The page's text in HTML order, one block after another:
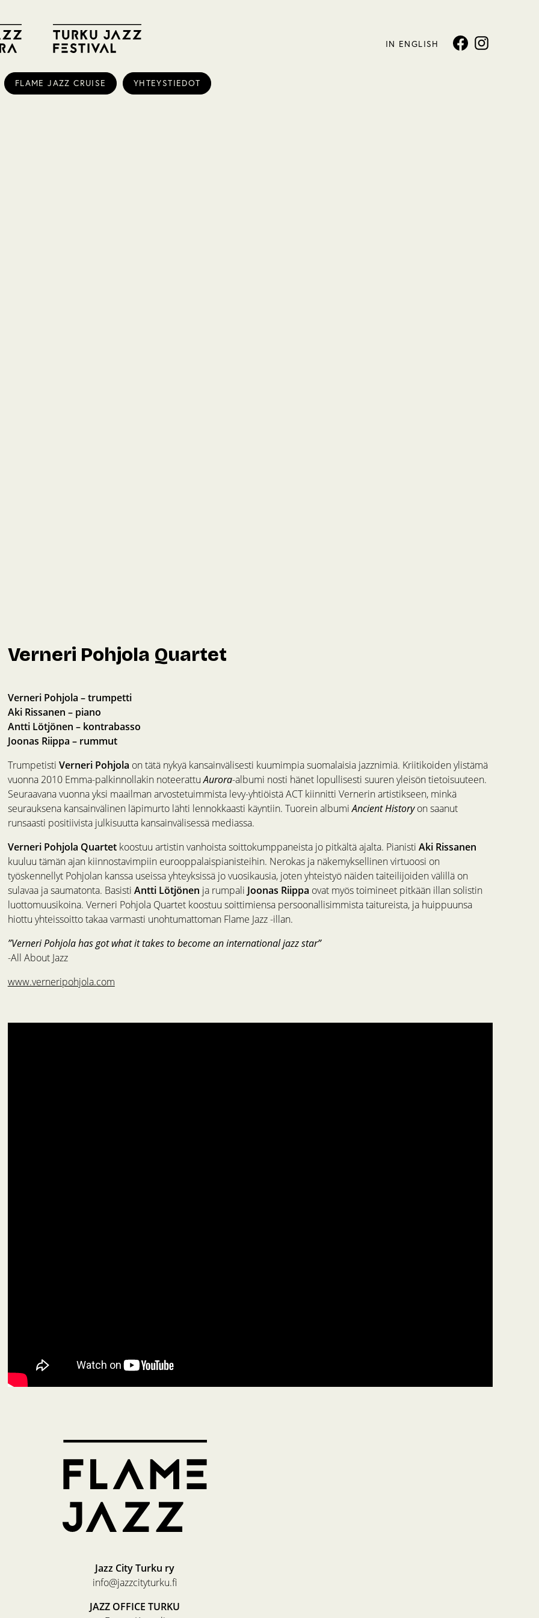
IN ENGLISH
FLAME JAZZ CRUISE YHTEYSTIEDOT
Verneri Pohjola Quartet
Verneri Pohjola – trumpetti
Aki Rissanen – piano
Antti Lötjönen – kontrabasso
Joonas Riippa – rummut
Trumpetisti Verneri Pohjola on tätä nykyä kansainvälisesti kuumimpia suomalaisia jazznimiä. Kriitikoiden ylistämä
vuonna 2010 Emma-palkinnollakin noteerattuAurora-albumi nosti hänet lopullisesti suuren yleisön tietoisuuteen.
Seuraavana vuonna yksi maailman arvostetuimmista levy-yhtiöistä ACT kiinnitti Vernerin artistikseen, minkä
seurauksena kansainvälinen läpimurto lähti lennokkaasti käyntiin. Tuorein albumiAncient Historyon saanut
runsaasti positiivista julkisuutta kansainvälisessä mediassa.
Verneri Pohjola Quartetkoostuu artistin vanhoista soittokumppaneista jo pitkältä ajalta. Pianisti Aki Rissanen
kuuluu tämän ajan kiinnostavimpiin eurooppalaispianisteihin. Nerokas ja näkemyksellinen virtuoosi on
työskennellyt Pohjolan kanssa useissa yhteyksissä jo vuosikausia, joten yhteistyö näiden taiteilijoiden välillä on
sulavaa ja saumatonta. Basisti Antti Lötjönen ja rumpali Joonas Riippa ovat myös toimineet pitkään illan solistin
luottomuusikoina. Verneri Pohjola Quartet koostuu soittimiensa persoonallisimmista taitureista, ja huippuunsa
hiottu yhteissoitto takaa varmasti unohtumattoman Flame Jazz -illan.
”Verneri Pohjola has got what it takes to become an international jazz star”
-All About Jazz
www.verneripohjola.com
Jazz City Turku ry
info@jazzcityturku.fi
JAZZ OFFICE TURKU